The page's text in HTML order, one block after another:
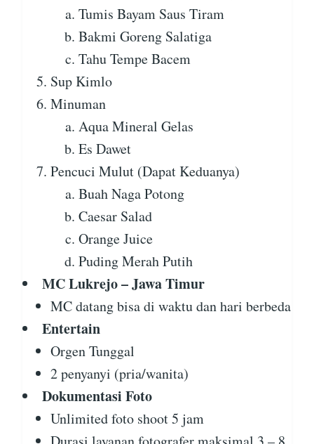
Tumis Bayam Saus Tiram
Bakmi Goreng Salatiga
Tahu Tempe Bacem
Sup Kimlo
Minuman
Aqua Mineral Gelas
Es Dawet
Pencuci Mulut (Dapat Keduanya)
Buah Naga Potong
Caesar Salad
Orange Juice
Puding Merah Putih
MC Lukrejo – Jawa Timur
MC datang bisa di waktu dan hari berbeda
Entertain
Orgen Tunggal
2 penyanyi (pria/wanita)
Dokumentasi Foto
Unlimited foto shoot 5 jam